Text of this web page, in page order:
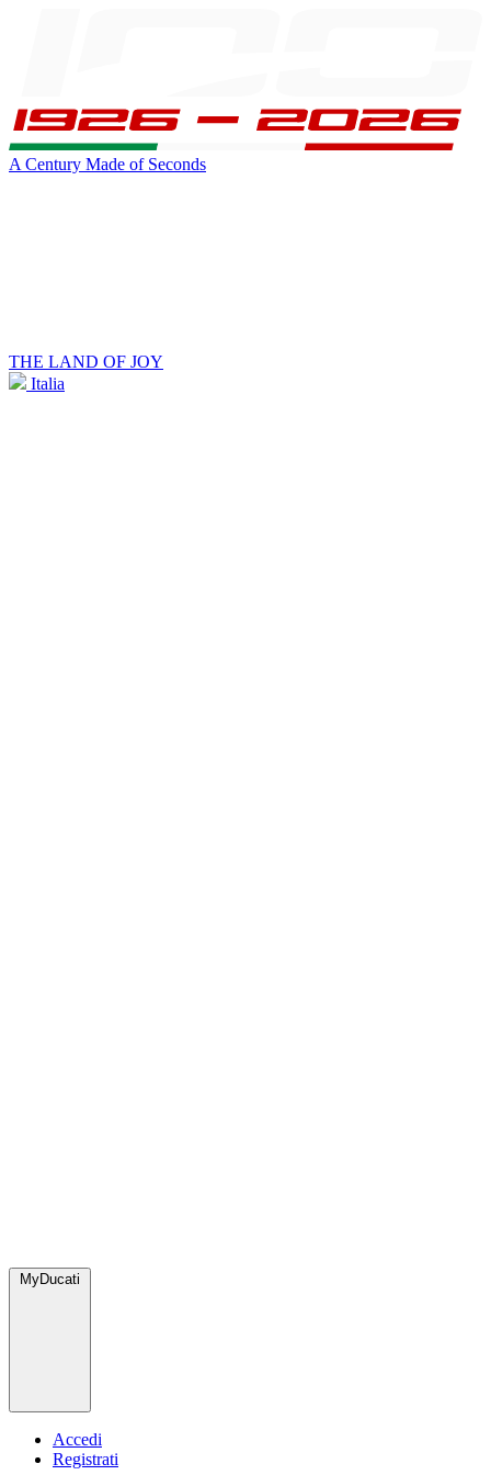
A Century Made of Seconds
THE LAND OF JOY
Italia
MyDucati
Accedi
Registrati